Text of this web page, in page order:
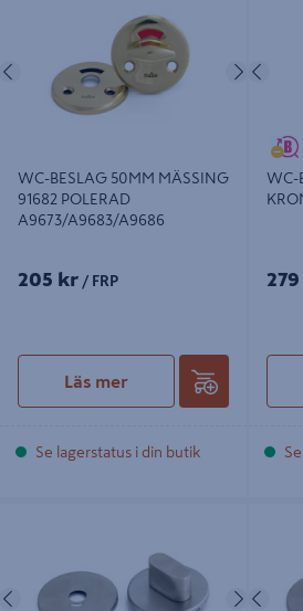
A9673/A9683/A9686
Föregående Nästa
WC-BESLAG 50MM MÄSSING
91682 POLERAD
A9673/A9683/A9686
205 kr / FRP
Läs mer
Se lagerstatus i din butik
WC-
Föregående Nästa